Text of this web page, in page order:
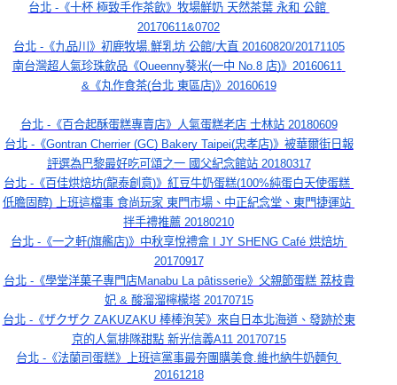
台北 -《十杯 極致手作茶飲》牧場鮮奶 天然茶葉 永和 公館
20170611&0702
台北 -《九品川》初鹿牧場.鮮乳坊 公館/大直 20160820/20171105
南台灣超人氣珍珠飲品《Queenny葵米(一中 No.8 店)》20160611
&《丸作食茶(台北 東區店)》20160619
台北 -《百合起酥蛋糕專賣店》人氣蛋糕老店 士林站 20180609
台北 -《Gontran Cherrier (GC) Bakery Taipei(忠孝店)》被華爾街日報
評選為巴黎最好吃可頌之一 國父紀念館站 20180317
台北 -《百佳烘焙坊(龍泰創意)》紅豆牛奶蛋糕(100%純蛋白天使蛋糕
低膽固醇) 上班這檔事 食尚玩家 東門市場、中正紀念堂、東門捷運站
拌手禮推薦 20180210
台北 -《一之軒(旗艦店)》中秋享悅禮盒 I JY SHENG Café 烘焙坊
20170917
台北 -《學堂洋菓子專門店Manabu La pâtisserie》父親節蛋糕 荔枝貴
妃 & 酸溜溜檸檬塔 20170715
台北 -《ザクザク ZAKUZAKU 棒棒泡芙》來自日本北海道、發跡於東
京的人氣排隊甜點 新光信義A11 20170715
台北 -《法蘭司蛋糕》上班這黨事最夯團購美食.維也納牛奶麵包
20161218